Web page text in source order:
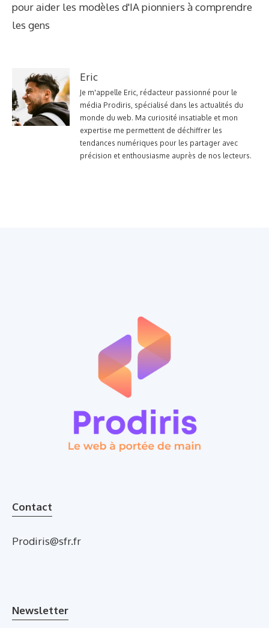
pour aider les modèles d'IA pionniers à comprendre
les gens
Eric
Je m'appelle Eric, rédacteur passionné pour le
média Prodiris, spécialisé dans les actualités du
monde du web. Ma curiosité insatiable et mon
expertise me permettent de déchiffrer les
tendances numériques pour les partager avec
précision et enthousiasme auprès de nos lecteurs.
Contact
Prodiris@sfr.fr
Newsletter